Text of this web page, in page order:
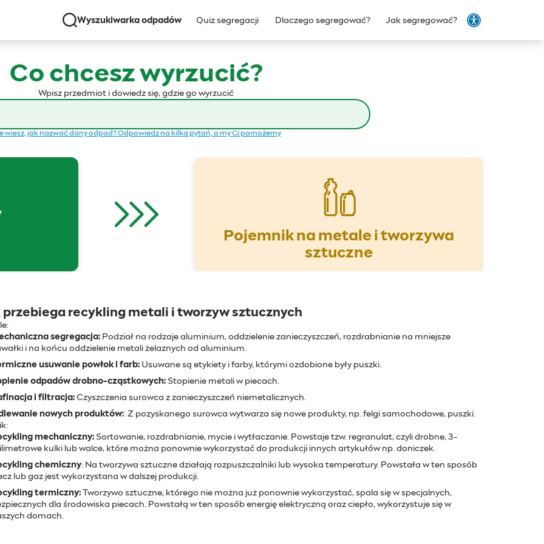
Wyszukiwarka odpadów Quiz segregacji Dlaczego segregować? Jak segregować?
Co chcesz wyrzucić?
Wpisz przedmiot i dowiedz się, gdzie go wyrzucić
wiesz, jak nazwać dany odpad? Odpowiedz na kilka pytań, a my Ci pomożemy
Pojemnik na metale i tworzywa
sztuczne
przebiega recykling metali i tworzyw sztucznych
segregacja: Podział na rodzaje aluminium, oddzielenie zanieczyszczeń, rozdrabnianie na mniejsze
i na końcu oddzielenie metali żelaznych od aluminium.
usuwanie powłok i farb: Usuwane są etykiety i farby, którymi ozdobione były puszki.
odpadów drobno-cząstkowych: Stopienie metali w piecach.
i filtracja: Czyszczenia surowca z zanieczyszczeń niemetalicznych.
nowych produktów: Z pozyskanego surowca wytwarza się nowe produkty, np. felgi samochodowe, puszki.
mechaniczny: Sortowanie, rozdrabnianie, mycie i wytłaczanie. Powstaje tzw. regranulat, czyli drobne, 3-
kulki lub walce, które można ponownie wykorzystać do produkcji innych artykułów np. doniczek.
chemiczny: Na tworzywa sztuczne działają rozpuszczalniki lub wysoka temperatury. Powstała w ten sposób
lub gaz jest wykorzystana w dalszej produkcji.
termiczny: Tworzywo sztuczne, którego nie można już ponownie wykorzystać, spala się w specjalnych,
dla środowiska piecach. Powstałą w ten sposób energię elektryczną oraz ciepło, wykorzystuje się w
domach.